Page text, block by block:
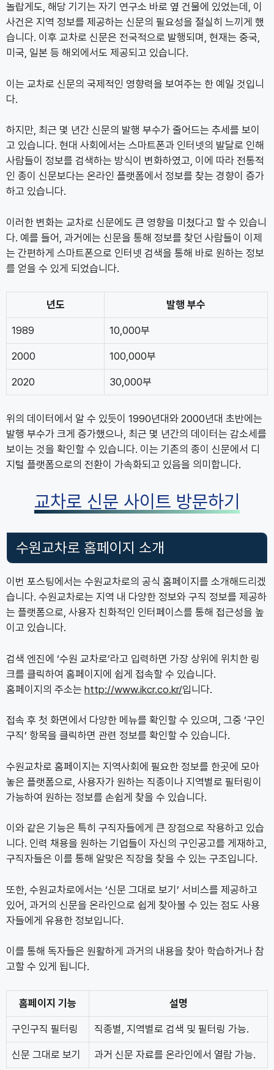
놀랍게도, 해당 기기는 자기 연구소 바로 옆 건물에 있었는데, 이
사건은 지역 정보를 제공하는 신문의 필요성을 절실히 느끼게 했
습니다. 이후 교차로 신문은 전국적으로 발행되며, 현재는 중국,
미국, 일본 등 해외에서도 제공되고 있습니다.
이는 교차로 신문의 국제적인 영향력을 보여주는 한 예일 것입니
다.
하지만, 최근 몇 년간 신문의 발행 부수가 줄어드는 추세를 보이
고 있습니다. 현대 사회에서는 스마트폰과 인터넷의 발달로 인해
사람들이 정보를 검색하는 방식이 변화하였고, 이에 따라 전통적
인 종이 신문보다는 온라인 플랫폼에서 정보를 찾는 경향이 증가
하고 있습니다.
이러한 변화는 교차로 신문에도 큰 영향을 미쳤다고 할 수 있습니
다. 예를 들어, 과거에는 신문을 통해 정보를 찾던 사람들이 이제
는 간편하게 스마트폰으로 인터넷 검색을 통해 바로 원하는 정보
를 얻을 수 있게 되었습니다.
년도 발행 부수
1989 10,000부
2000 100,000부
2020 30,000부
위의 데이터에서 알 수 있듯이 1990년대와 2000년대 초반에는
발행 부수가 크게 증가했으나, 최근 몇 년간의 데이터는 감소세를
보이는 것을 확인할 수 있습니다. 이는 기존의 종이 신문에서 디
지털 플랫폼으로의 전환이 가속화되고 있음을 의미합니다.
교차로 신문 사이트 방문하기
수원교차로 홈페이지 소개
이번 포스팅에서는 수원교차로의 공식 홈페이지를 소개해드리겠
습니다. 수원교차로는 지역 내 다양한 정보와 구직 정보를 제공하
는 플랫폼으로, 사용자 친화적인 인터페이스를 통해 접근성을 높
이고 있습니다.
검색 엔진에 ‘수원 교차로’라고 입력하면 가장 상위에 위치한 링
크를 클릭하여 홈페이지에 쉽게 접속할 수 있습니다.
홈페이지의 주소는 http://www.ikcr.co.kr/입니다.
접속 후 첫 화면에서 다양한 메뉴를 확인할 수 있으며, 그중 ‘구인
구직’ 항목을 클릭하면 관련 정보를 확인할 수 있습니다.
수원교차로 홈페이지는 지역사회에 필요한 정보를 한곳에 모아
놓은 플랫폼으로, 사용자가 원하는 직종이나 지역별로 필터링이
가능하여 원하는 정보를 손쉽게 찾을 수 있습니다.
이와 같은 기능은 특히 구직자들에게 큰 장점으로 작용하고 있습
니다. 인력 채용을 원하는 기업들이 자신의 구인공고를 게재하고,
구직자들은 이를 통해 알맞은 직장을 찾을 수 있는 구조입니다.
또한, 수원교차로에서는 ‘신문 그대로 보기’ 서비스를 제공하고
있어, 과거의 신문을 온라인으로 쉽게 찾아볼 수 있는 점도 사용
자들에게 유용한 정보입니다.
이를 통해 독자들은 원활하게 과거의 내용을 찾아 학습하거나 참
고할 수 있게 됩니다.
홈페이지 기능 설명
구인구직 필터링 직종별, 지역별로 검색 및 필터링 가능.
신문 그대로 보기 과거 신문 자료를 온라인에서 열람 가능.